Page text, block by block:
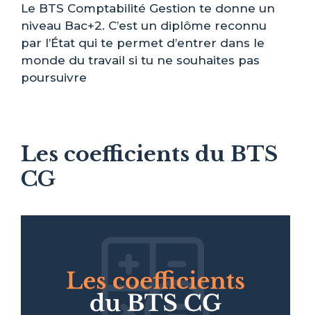
Le BTS Comptabilité Gestion te donne un
niveau Bac+2. C’est un diplôme reconnu
par l’État qui te permet d’entrer dans le
monde du travail si tu ne souhaites pas
poursuivre
Les coefficients du BTS
CG